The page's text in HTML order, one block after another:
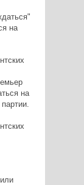
на
на